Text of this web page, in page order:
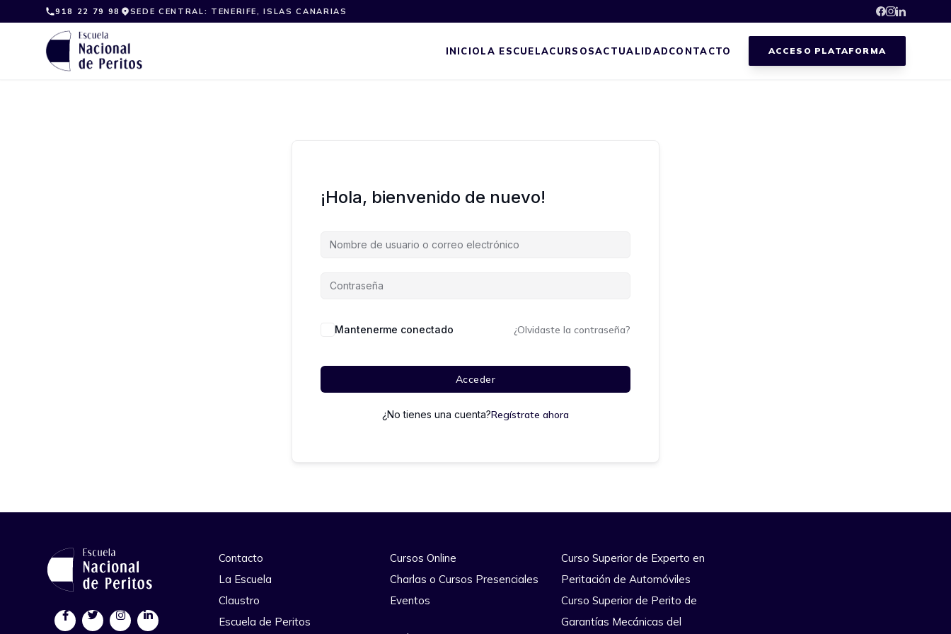
to
918 22 79 98 SEDE CENTRAL: TENERIFE, ISLAS CANARIAS
INICIOLA ESCUELACURSOSACTUALIDADCONTACTO ACCESO PLATAFORMA
¡Hola, bienvenido de nuevo!
Mantenerme conectado ¿Olvidaste la contraseña?
Acceder
¿No tienes una cuenta?Regístrate ahora
Contacto
La Escuela
Claustro
Escuela de Peritos
Cursos Online
Charlas o Cursos Presenciales
Eventos
Curso Superior de Experto en
Peritación de Automóviles
Curso Superior de Perito de
Garantías Mecánicas del